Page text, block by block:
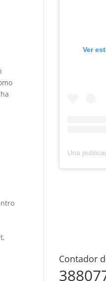
Ver
Contador